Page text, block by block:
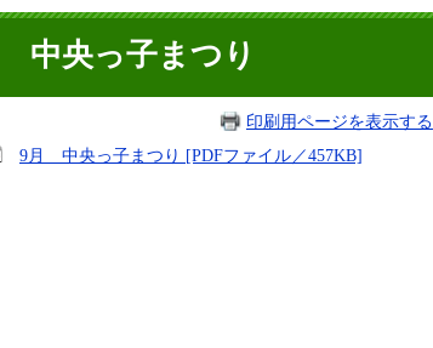
中央っ子まつり
印刷用ページを表示する
9月 中央っ子まつり [PDFファイル／457KB]